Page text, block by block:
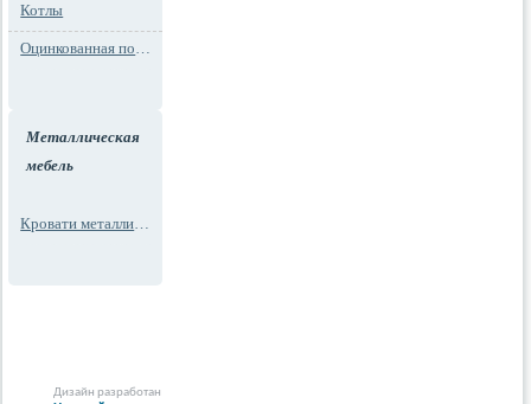
Котлы
Оцинкованная посуда
Металлическая
мебель
Кровати металлические
Дизайн разработан